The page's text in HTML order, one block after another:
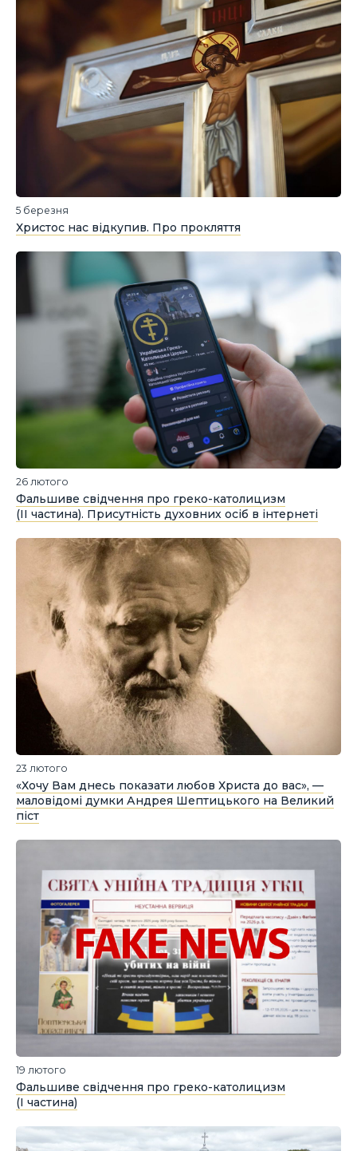
5 березня
Христос нас відкупив. Про прокляття
26 лютого
Фальшиве свідчення про греко-католицизм
(ІІ частина). Присутність духовних осіб в інтернеті
23 лютого
«Хочу Вам днесь показати любов Христа до вас», —
маловідомі думки Андрея Шептицького на Великий
піст
19 лютого
Фальшиве свідчення про греко-католицизм
(І частина)